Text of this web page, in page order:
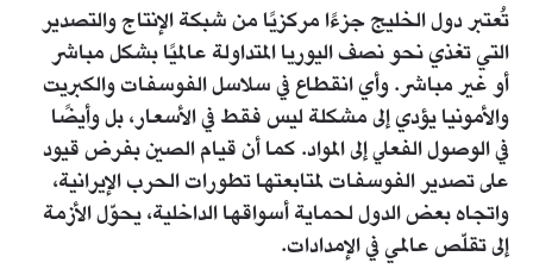
تُعتبر دول الخليج جزءًا مركزيًا من شبكة الإنتاج والتصدير
التي تغذي نحو نصف اليوريا المتداولة عالميًا بشكل مباشر
أو غير مباشر. وأي انقطاع في سلاسل الفوسفات والكبريت
والأمونيا يؤدي إلى مشكلة ليس فقط في الأسعار، بل وأيضًا
في الوصول الفعلي إلى المواد. كما أن قيام الصين بفرض قيود
على تصدير الفوسفات لمتابعتها تطورات الحرب الإيرانية،
واتجاه بعض الدول لحماية أسواقها الداخلية، يحوّل الأزمة
إلى تقلّص عالمي في الإمدادات.